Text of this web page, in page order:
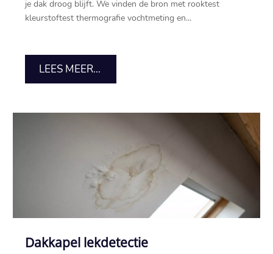
je dak droog blijft.​ We vinden de bron met rooktest
kleurstoftest thermografie vochtmeting en...
LEES MEER...
Dakkapel lekdetectie